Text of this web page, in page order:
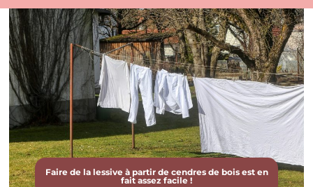
Faire de la lessive à partir de cendres de bois est en
fait assez facile !